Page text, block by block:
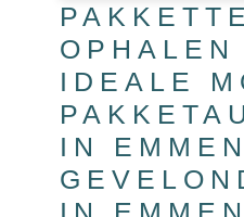
IDEALE
IN EMMEN